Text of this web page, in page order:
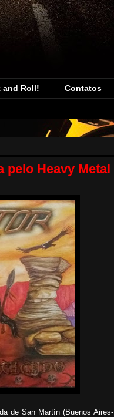
and Roll! Contatos
pelo Heavy Metal
de San Martín (Buenos Aires-